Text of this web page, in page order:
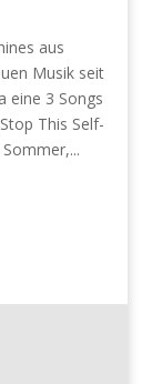
aus
Musik seit
eine 3 Songs
This Self-